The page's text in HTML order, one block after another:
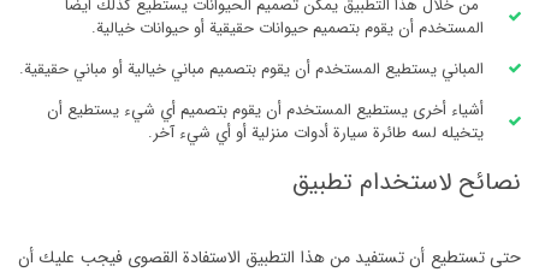
من خلال هذا التطبيق يمكن تصميم الحيوانات يستطيع كذلك أيضا
المستخدم أن يقوم بتصميم حيوانات حقيقية أو حيوانات خيالية.
المباني يستطيع المستخدم أن يقوم بتصميم مباني خيالية أو مباني حقيقية.
أشياء أخرى يستطيع المستخدم أن يقوم بتصميم أي شيء يستطيع أن
يتخيله لسه طائرة سيارة أدوات منزلية أو أي شيء آخر.
نصائح لاستخدام تطبيق
حتى تستطيع أن تستفيد من هذا التطبيق الاستفادة القصوى فيجب عليك أن